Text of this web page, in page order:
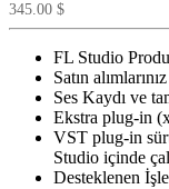
345.00 $
FL Studio
Satın
Ses Kaydı ve
Ekstra plug-in
VST plug-in
Studio içinde
Desteklenen